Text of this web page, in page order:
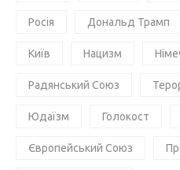
Росія Дональд Трамп
Київ Нацизм
Радянський Союз
Юдаїзм Голокост
Європейський Союз